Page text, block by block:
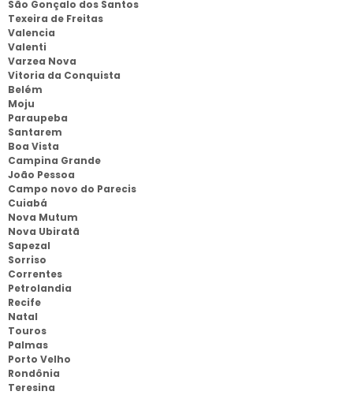
São Gonçalo dos Santos
Texeira de Freitas
Valencia
Valenti
Varzea Nova
Vitoria da Conquista
Belém
Moju
Paraupeba
Santarem
Boa Vista
Campina Grande
João Pessoa
Campo novo do Parecis
Cuiabá
Nova Mutum
Nova Ubiratã
Sapezal
Sorriso
Correntes
Petrolandia
Recife
Natal
Touros
Palmas
Porto Velho
Rondônia
Teresina